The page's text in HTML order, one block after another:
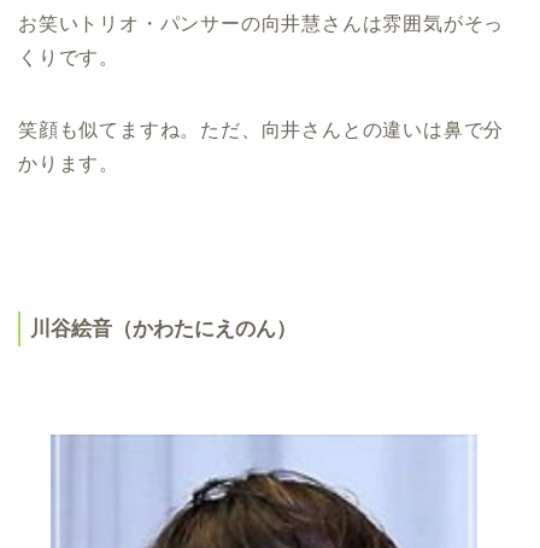
お笑いトリオ・パンサーの向井慧さんは雰囲気がそっ
くりです。
笑顔も似てますね。ただ、向井さんとの違いは鼻で分
かります。
川谷絵音（かわたにえのん）